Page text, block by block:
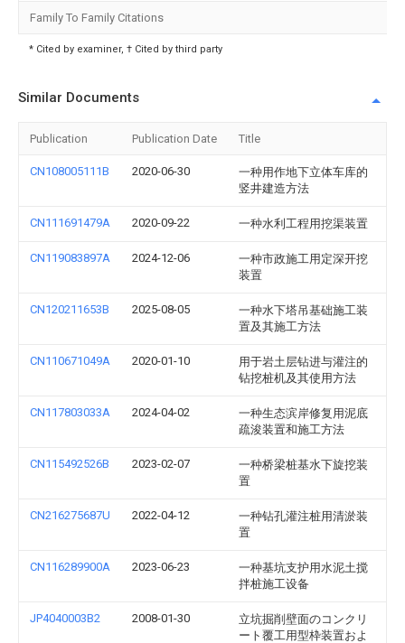
Family To Family Citations
* Cited by examiner, † Cited by third party
Similar Documents
Publication Publication Date Title
CN108005111B 2020-06-30
一种用作地下立体车库的
竖井建造方法
CN111691479A 2020-09-22 一种水利工程用挖渠装置
CN119083897A 2024-12-06
一种市政施工用定深开挖
装置
CN120211653B 2025-08-05
一种水下塔吊基础施工装
置及其施工方法
CN110671049A 2020-01-10
用于岩土层钻进与灌注的
钻挖桩机及其使用方法
CN117803033A 2024-04-02
一种生态滨岸修复用泥底
疏浚装置和施工方法
CN115492526B 2023-02-07
一种桥梁桩基水下旋挖装
置
CN216275687U 2022-04-12
一种钻孔灌注桩用清淤装
置
CN116289900A 2023-06-23
一种基坑支护用水泥土搅
拌桩施工设备
JP4040003B2 2008-01-30
立坑掘削壁面のコンクリ
ート覆工用型枠装置およ